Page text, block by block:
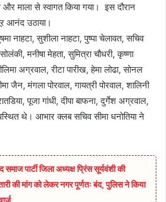
माला से स्वागत किया गया। इस दौरान
आनंद उठाया।
नाहटा, सुशीला नाहटा, पुष्पा चेलावत, सचिव
सोलंकी, मनीषा मेहता, सुमित्रा चौधरी, कृष्णा
अग्रवाल, रीटा पारीख, हेमा लोढा, सोनल
जैन, मंगला पोरवाल, गायत्री पोरवाल, शालिनी
पूजा गांधी, दीपा बाफना, दुर्गेश अग्रवाल,
थे। आभार क्लब सचिव सीमा धनोतिया ने
पार्टी जिला अध्यक्ष प्रिंस सूर्यवंशी की
की मांग को लेकर नगर पूर्णतः बंद, पुलिस ने किया